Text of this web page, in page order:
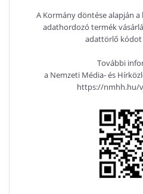
A Kormány döntése alapján
adathordozó termék
adattörlő kódot
További
a Nemzeti Média- és
https://nmhh.hu/